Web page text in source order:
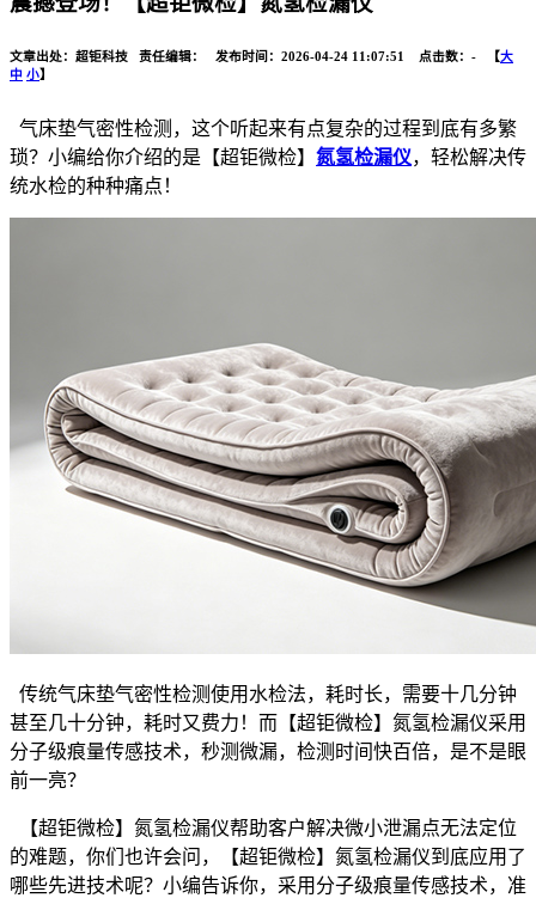
文章出处：超钜科技 责任编辑： 发布时间：2026-04-24 11:07:51 点击数： - 【大
中 小】
气床垫气密性检测，这个听起来有点复杂的过程到底有多繁
琐？小编给你介绍的是【超钜微检】 氮氢检漏仪，轻松解决传
统水检的种种痛点！
传统气床垫气密性检测使用水检法，耗时长，需要十几分钟
甚至几十分钟，耗时又费力！而【超钜微检】氮氢检漏仪采用
分子级痕量传感技术，秒测微漏，检测时间快百倍，是不是眼
前一亮？
【超钜微检】氮氢检漏仪帮助客户解决微小泄漏点无法定位
的难题，你们也许会问，【超钜微检】氮氢检漏仪到底应用了
哪些先进技术呢？小编告诉你，采用分子级痕量传感技术，准